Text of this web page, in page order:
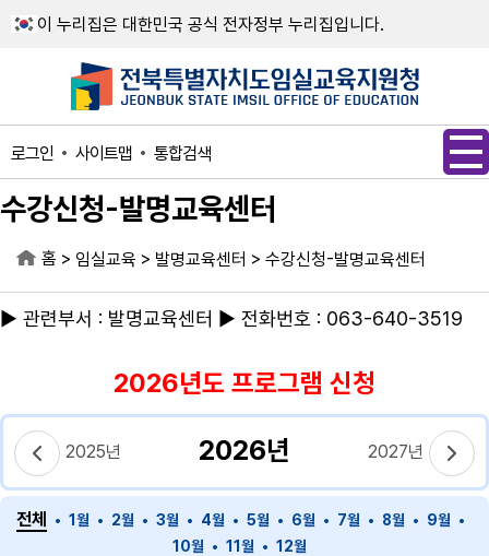
이 누리집은 대한민국 공식 전자정부 누리집입니다.
로그인 사이트맵 통합검색
수강신청-발명교육센터
홈 > 임실교육 > 발명교육센터 > 수강신청-발명교육센터
▶ 관련부서 : 발명교육센터 ▶ 전화번호 : 063-640-3519
2026년도 프로그램 신청
2025년 2026년 2027년
전체 1월 2월 3월 4월 5월 6월 7월 8월
9월
10월
11월 12월